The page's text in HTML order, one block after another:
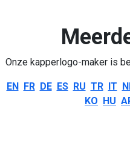
Onze kapperlogo-maker is
EN FR DE ES RU TR IT
KO HU